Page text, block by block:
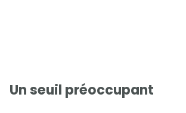
Un seuil préoccupant